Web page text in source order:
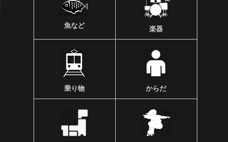
魚など 楽器
乗り物 からだ